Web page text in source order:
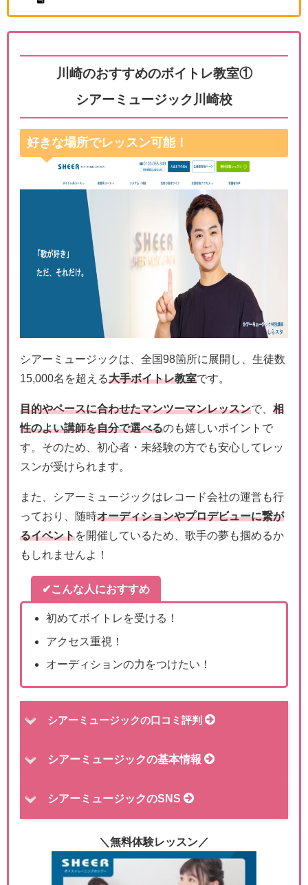
川崎のおすすめのボイトレ教室①
シアーミュージック川崎校
好きな場所でレッスン可能！
シアーミュージックは、全国98箇所に展開し、生徒数
15,000名を超える大手ボイトレ教室です。
目的やペースに合わせたマンツーマンレッスンで、 相
性のよい講師を自分で選べるのも嬉しいポイントで
す。そのため、初心者・未経験の方でも安心してレッ
スンが受けられます。
また、シアーミュージックはレコード会社の運営も行
っており、随時オーディションやプロデビューに繋が
るイベントを開催しているため、歌手の夢も掴めるか
もしれませんよ！
✔こんな人におすすめ
初めてボイトレを受ける！
アクセス重視！
オーディションの力をつけたい！
シアーミュージックの口コミ評判
シアーミュージックの基本情報
シアーミュージックのSNS
＼無料体験レッスン／